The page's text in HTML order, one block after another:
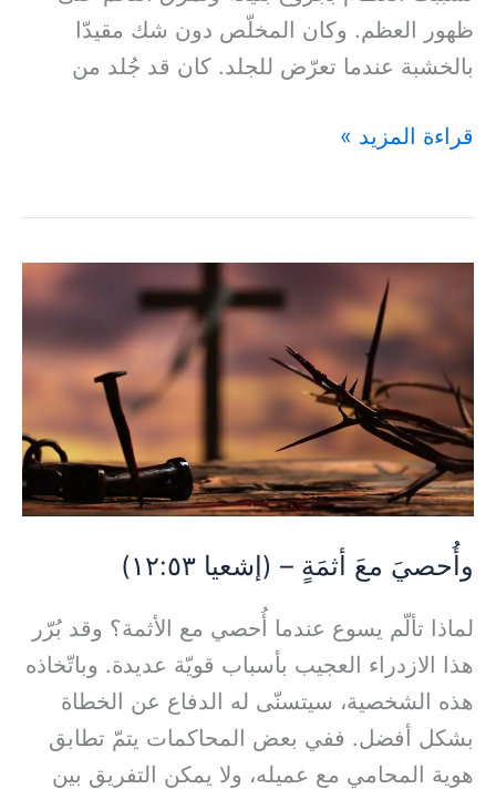
ظهور العظم. وكان المخلّص دون شك مقيدّا
بالخشبة عندما تعرّض للجلد. كان قد جُلد من
قراءة المزيد »
وأُحصيَ معَ أثمَةٍ – (إشعيا ١٢:٥٣)
لماذا تألّم يسوع عندما أُحصي مع الأثمة؟ وقد بُرّر
هذا الازدراء العجيب بأسباب قويّة عديدة. وباتّخاذه
هذه الشخصية، سيتسنّى له الدفاع عن الخطاة
بشكل أفضل. ففي بعض المحاكمات يتمّ تطابق
هوية المحامي مع عميله، ولا يمكن التفريق بين
وأُحصيَ
أثمَةٍ
(إشعيا
١٢:٥٣)